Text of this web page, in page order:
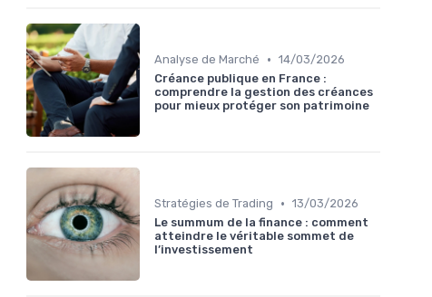
Analyse de Marché • 14/03/2026
Créance publique en France :
comprendre la gestion des créances
pour mieux protéger son patrimoine
Stratégies de Trading • 13/03/2026
Le summum de la finance : comment
atteindre le véritable sommet de
l’investissement